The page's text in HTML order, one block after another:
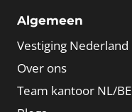
Algemeen
Vestiging Nederland
Over ons
Team kantoor NL/BE